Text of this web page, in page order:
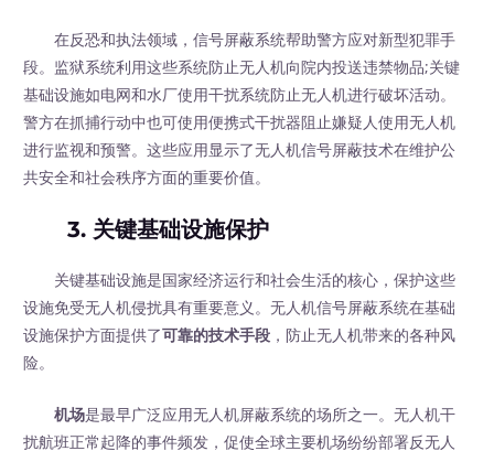
在反恐和执法领域，信号屏蔽系统帮助警方应对新型犯罪手
段。监狱系统利用这些系统防止无人机向院内投送违禁物品;关键
基础设施如电网和水厂使用干扰系统防止无人机进行破坏活动。
警方在抓捕行动中也可使用便携式干扰器阻止嫌疑人使用无人机
进行监视和预警。这些应用显示了无人机信号屏蔽技术在维护公
共安全和社会秩序方面的重要价值。
3. 关键基础设施保护
关键基础设施是国家经济运行和社会生活的核心，保护这些
设施免受无人机侵扰具有重要意义。无人机信号屏蔽系统在基础
设施保护方面提供了可靠的技术手段 ，防止无人机带来的各种风
险。
机场是最早广泛应用无人机屏蔽系统的场所之一。无人机干
扰航班正常起降的事件频发，促使全球主要机场纷纷部署反无人